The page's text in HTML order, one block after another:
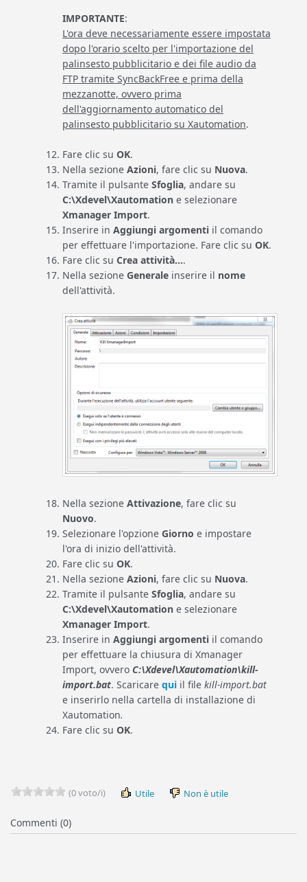
IMPORTANTE:
L'ora deve necessariamente essere impostata
dopo l'orario scelto per l'importazione del
palinsesto pubblicitario e dei file audio da
FTP tramite SyncBackFree e prima della
mezzanotte, ovvero prima
dell'aggiornamento automatico del
palinsesto pubblicitario su Xautomation.
Fare clic su OK.
Nella sezione Azioni, fare clic su Nuova.
Tramite il pulsante Sfoglia, andare su
C:\Xdevel\Xautomation e selezionare
Xmanager Import.
Inserire in Aggiungi argomenti il comando
per effettuare l'importazione. Fare clic su OK.
Fare clic su Crea attività....
Nella sezione Generale inserire il nome
dell'attività.
Nella sezione Attivazione, fare clic su
Nuovo.
Selezionare l'opzione Giorno e impostare
l'ora di inizio dell'attività.
Fare clic su OK.
Nella sezione Azioni, fare clic su Nuova.
Tramite il pulsante Sfoglia, andare su
C:\Xdevel\Xautomation e selezionare
Xmanager Import.
Inserire in Aggiungi argomenti il comando
per effettuare la chiusura di Xmanager
Import, ovvero C:\Xdevel\Xautomation\kill-
import.bat. Scaricare qui il file kill-import.bat
e inserirlo nella cartella di installazione di
Xautomation.
Fare clic su OK.
(0 voto/i) Utile Non è utile
Commenti (0)